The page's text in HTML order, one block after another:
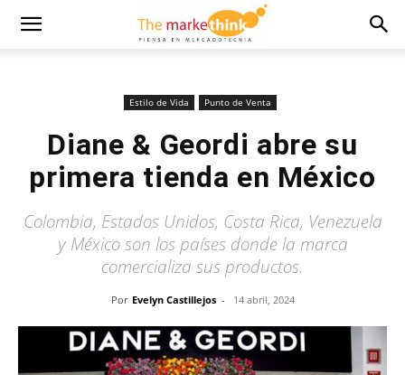
Estilo de Vida Punto de Venta
Diane & Geordi abre su
primera tienda en México
Colombia, Estados Unidos, Costa Rica, Venezuela
y México son los países donde la marca
comercializa sus productos.
Por Evelyn Castillejos - 14 abril, 2024